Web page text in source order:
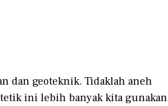
dan geoteknik. Tidaklah aneh
ini lebih banyak kita gunakan